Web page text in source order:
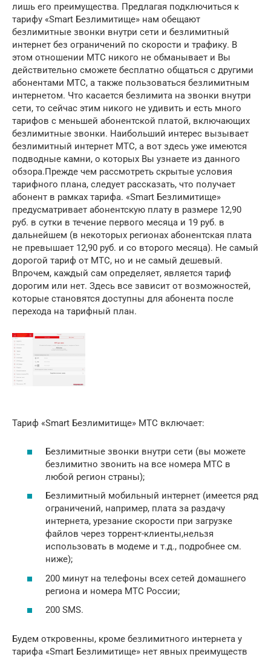
лишь его преимущества. Предлагая подключиться к
тарифу «Smart Безлимитище» нам обещают
безлимитные звонки внутри сети и безлимитный
интернет без ограничений по скорости и трафику. В
этом отношении МТС никого не обманывает и Вы
действительно сможете бесплатно общаться с другими
абонентами МТС, а также пользоваться безлимитным
интернетом. Что касается безлимита на звонки внутри
сети, то сейчас этим никого не удивить и есть много
тарифов с меньшей абонентской платой, включающих
безлимитные звонки. Наибольший интерес вызывает
безлимитный интернет МТС, а вот здесь уже имеются
подводные камни, о которых Вы узнаете из данного
обзора.Прежде чем рассмотреть скрытые условия
тарифного плана, следует рассказать, что получает
абонент в рамках тарифа. «Smart Безлимитище»
предусматривает абонентскую плату в размере 12,90
руб. в сутки в течение первого месяца и 19 руб. в
дальнейшем (в некоторых регионах абонентская плата
не превышает 12,90 руб. и со второго месяца). Не самый
дорогой тариф от МТС, но и не самый дешевый.
Впрочем, каждый сам определяет, является тариф
дорогим или нет. Здесь все зависит от возможностей,
которые становятся доступны для абонента после
перехода на тарифный план.
Тариф «Smart Безлимитище» МТС включает:
Безлимитные звонки внутри сети (вы можете
безлимитно звонить на все номера МТС в
любой регион страны);
Безлимитный мобильный интернет (имеется ряд
ограничений, например, плата за раздачу
интернета, урезание скорости при загрузке
файлов через торрент-клиенты,нельзя
использовать в модеме и т.д., подробнее см.
ниже);
200 минут на телефоны всех сетей домашнего
региона и номера МТС России;
200 SMS.
Будем откровенны, кроме безлимитного интернета у
тарифа «Smart Безлимитище» нет явных преимуществ